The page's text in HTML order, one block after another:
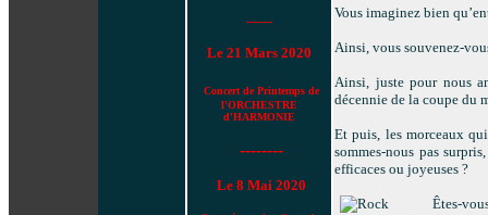
--------
Le 21 Mars 2020
Concert de Printemps de
l'ORCHESTRE
d'HARMONIE
--------
Le 8 Mai 2020
Vous imaginez bien
Ainsi, vous souvenez-
Ainsi, juste pour nous
décennie de la coupe du
Et puis, les morceaux
sommes-nous pas
efficaces ou joyeuses ?
Êtes-